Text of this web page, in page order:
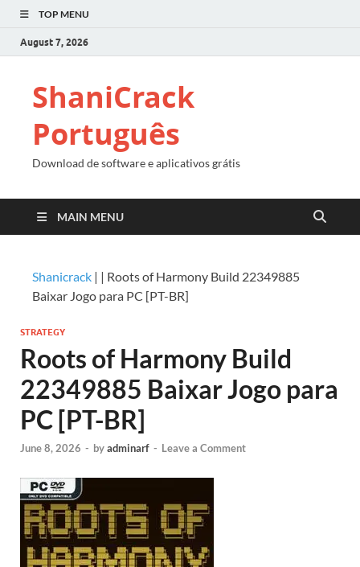
TOP MENU
August 7, 2026
ShaniCrack
Português
Download de software e aplicativos grátis
MAIN MENU
Shanicrack | | Roots of Harmony Build 22349885
Baixar Jogo para PC [PT-BR]
STRATEGY
Roots of Harmony Build
22349885 Baixar Jogo para
PC [PT-BR]
June 8, 2026 - byadminarf - Leave a Comment